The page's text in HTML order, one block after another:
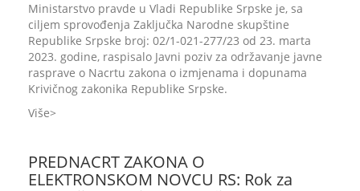
Ministarstvo pravde u Vladi Republike Srpske je, sa
ciljem sprovođenja Zaključka Narodne skupštine
Republike Srpske broj: 02/1-021-277/23 od 23. marta
2023. godine, raspisalo Javni poziv za održavanje javne
rasprave o Nacrtu zakona o izmjenama i dopunama
Krivičnog zakonika Republike Srpske.
Više
PREDNACRT ZAKONA O
ELEKTRONSKOM NOVCU RS: Rok za